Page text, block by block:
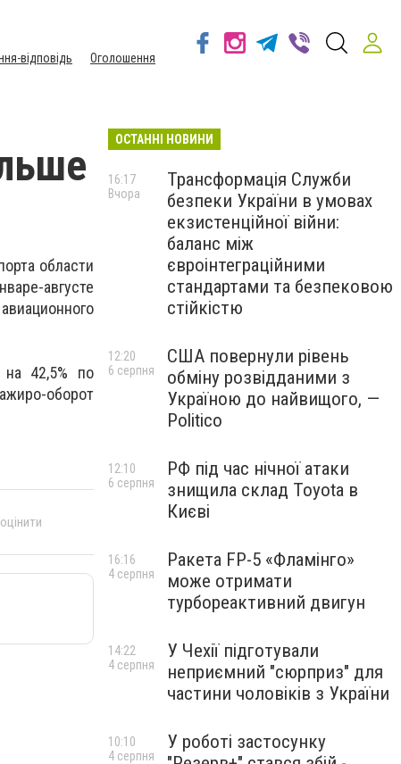
відповідь Оголошення
области
августе
на 42,5% по
оборот
ОСТАННІ НОВИНИ
Трансформація Служби
безпеки України в умовах
екзистенційної війни:
баланс між
євроінтеграційними
стандартами та безпековою
стійкістю
16:17
Вчора
США повернули рівень
обміну розвідданими з
Україною до найвищого, —
Politico
12:20
6 серпня
РФ під час нічної атаки
знищила склад Toyota в
Києві
12:10
6 серпня
Ракета FP-5 «Фламінго»
може отримати
турбореактивний двигун
16:16
4 серпня
У Чехії підготували
неприємний "сюрприз" для
частини чоловіків з України
14:22
4 серпня
У роботі застосунку
10:10
4 серпня